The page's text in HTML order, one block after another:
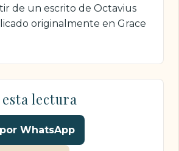
de un escrito de Octavius
originalmente en Grace
lectura
WhatsApp